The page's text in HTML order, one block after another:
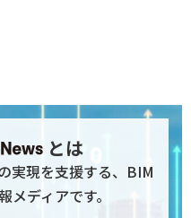
とは
実現を支援する、BIM
メディアです。